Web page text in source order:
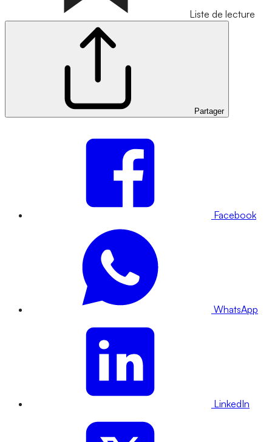
Liste de lecture
Partager
Facebook
WhatsApp
LinkedIn